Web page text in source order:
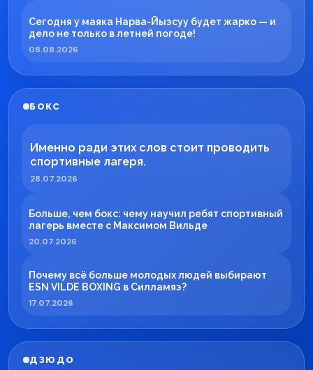
Сегодня у маяка Нарва-Йыэсуу будет жарко — и
дело не только в летней погоде!
08.08.2026
БОКС
Именно ради этих слов стоит проводить
спортивные лагеря.
28.07.2026
Больше, чем бокс: чему научил ребят спортивный
лагерь вместе с Максимом Вильде
20.07.2026
Почему всё больше молодых людей выбирают
ESN VILDE BOXING в Силламяэ?
17.07.2026
ДЗЮДО